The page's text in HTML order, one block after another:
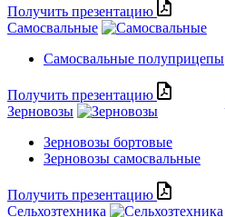
Получить презентацию
Самосвальные
Самосвальные полуприцепы
Получить презентацию
Зерновозы
Зерновозы бортовые
Зерновозы самосвальные
Получить презентацию
Сельхозтехника